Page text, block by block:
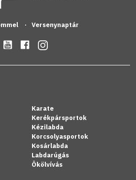
Versenynaptár
Karate
Kerékpársportok
Kézilabda
Korcsolyasportok
Kosárlabda
Labdarúgás
Ökölvívás